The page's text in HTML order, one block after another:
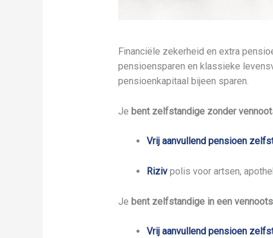
Financiële zekerheid en extra
pensioensparen en klassieke
pensioenkapitaal bijeen sparen.
Je bent zelfstandige zonder
Vrij aanvullend pensioen
Rizivpolis voor artsen,
Je bent zelfstandige in een
Vrij aanvullend pensioen